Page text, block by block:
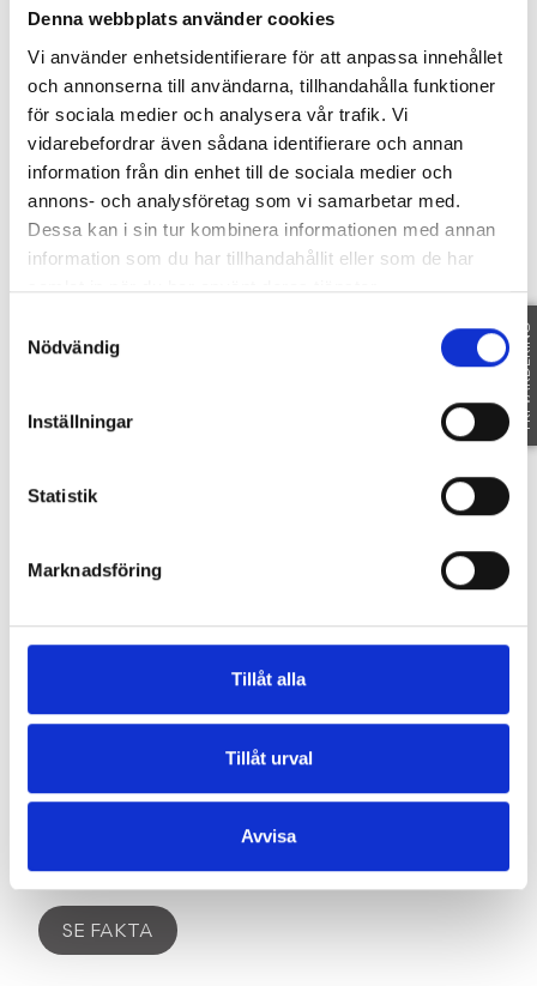
Denna webbplats använder cookies
Vi använder enhetsidentifierare för att anpassa innehållet
och annonserna till användarna, tillhandahålla funktioner
för sociala medier och analysera vår trafik. Vi
vidarebefordrar även sådana identifierare och annan
information från din enhet till de sociala medier och
annons- och analysföretag som vi samarbetar med.
Dessa kan i sin tur kombinera informationen med annan
information som du har tillhandahållit eller som de har
samlat in när du har använt deras tjänster.
Nödvändig
Inställningar
Statistik
Marknadsföring
Tillåt alla
Tillåt urval
Avvisa
och ljumma kvällar under hela sommarsäsongen.
Huset värms upp via energieffektiv
luft/vattenvärmepump kompletterat med
luft/luftvärmepump för extra komfort.
Här bor du i ett mycket omtyckt område med
promenadavstånd till skola, förskola, naturen på
Billingen samt Skövde city och dess breda
serviceutbud, restauranger och shopping.
Ett hem för dig som söker ett inflyttningsklart
trivas. Sedan 2010 och fram till idag har större
SE HELA BESKRIVNINGEN
Område
SE FAKTA
FRI VÄRDERING